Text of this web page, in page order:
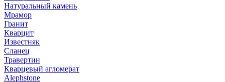
Натуральный камень
Мрамор
Гранит
Кварцит
Известняк
Сланец
Травертин
Кварцевый агломерат
Alephstone